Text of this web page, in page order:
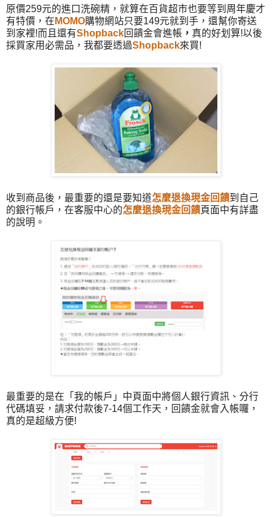
原價259元的進口洗碗精，就算在百貨超市也要等到周年慶才
有特價，在 MOMO購物網站只要149元就到手，還幫你寄送
到家裡!而且還有Shopback回饋金會進帳 ， 真的好划算!以後
採買家用必需品，我都要透過Shopback來買!
收到商品後，最重要的還是要知道怎麼退換現金回饋到自己
的銀行帳戶，在客服中心的怎麼退換現金回饋頁面中有詳盡
的說明。
最重要的是在「我的帳戶」中頁面中將個人銀行資訊、分行
代碼填妥，請求付款後7-14個工作天，回饋金就會入帳囉，
真的是超級方便!